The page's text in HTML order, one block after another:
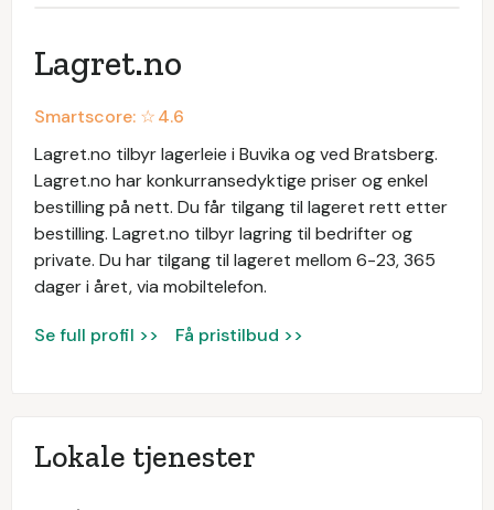
​Lagret.no
Smartscore: ☆4.6
Lagret.no tilbyr lagerleie i Buvika og ved Bratsberg. ​
Lagret.no har konkurransedyktige priser og enkel
bestilling på nett. Du får tilgang til lageret rett etter
bestilling. ​Lagret.no tilbyr lagring til bedrifter og
private. Du har tilgang til lageret mellom 6-23, 365
dager i året, via mobiltelefon.
Se full profil >> Få pristilbud >>
Lokale tjenester